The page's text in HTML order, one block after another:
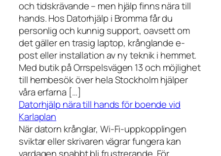
och tidskrävande – men hjälp finns nära till
hands. Hos Datorhjälp i Bromma får du
personlig och kunnig support, oavsett om
det gäller en trasig laptop, krånglande e-
post eller installation av ny teknik i hemmet.
Med butik på Orrspelsvägen 13 och möjlighet
till hembesök över hela Stockholm hjälper
våra erfarna […]
Datorhjälp nära till hands för boende vid
Karlaplan
När datorn krånglar, Wi-Fi-uppkopplingen
sviktar eller skrivaren vägrar fungera kan